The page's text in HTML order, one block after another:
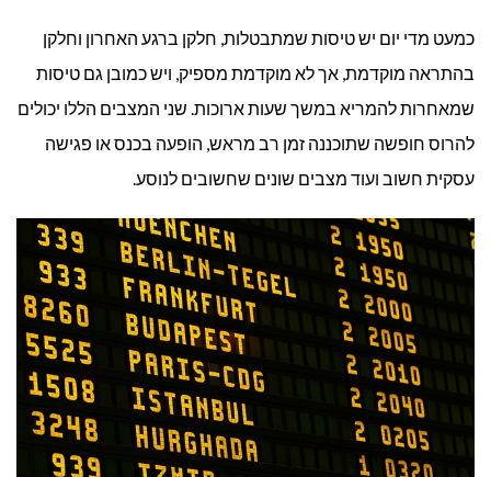
כמעט מדי יום יש טיסות שמתבטלות, חלקן ברגע האחרון וחלקן
בהתראה מוקדמת, אך לא מוקדמת מספיק, ויש כמובן גם טיסות
שמאחרות להמריא במשך שעות ארוכות. שני המצבים הללו יכולים
להרוס חופשה שתוכננה זמן רב מראש, הופעה בכנס או פגישה
עסקית חשוב ועוד מצבים שונים שחשובים לנוסע.